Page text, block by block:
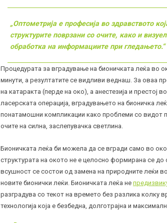
„Оптометрија е професија во здравството
структурите поврзани со очите, како и
обработка на информациите при гледањето.“
Процедурата за вградување на бионичката леќа во
минути, а резултатите се видливи веднаш. За оваа
на катаракта (перде на око), а анестезија и престој
ласерската операција, вградувањето на бионичка
понатамошни компликации како проблеми со видот
очите на силна, заслепувачка светлина.
Бионичката леќа би можела да се вгради само во
структурата на окото не е целосно формирана се
всушност се состои од замена на природните леќи
новите бионички леќи. Бионичката леќа не
разградува со текот на времето без разлика колку
технологија која е безбедна, долготрајна и